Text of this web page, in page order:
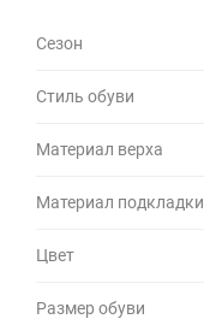
Сезон
Стиль обуви
Материал верха
Материал подкладки
Цвет
Размер обуви